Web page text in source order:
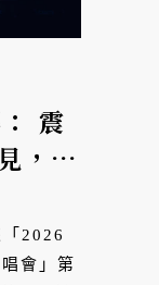
震
，挑
2026
會」第